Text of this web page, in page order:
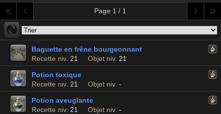
Page 1 / 1
Baguette en frêne bourgeonnant
Recette niv. 21 Objet niv. 21
Potion toxique
Recette niv. 21 Objet niv. -
Potion aveuglante
Recette niv. 21 Objet niv. -